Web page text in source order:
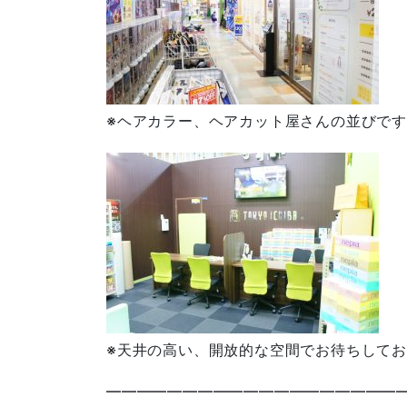
※ヘアカラー、ヘアカット屋さんの並びです
※天井の高い、開放的な空間でお待ちして